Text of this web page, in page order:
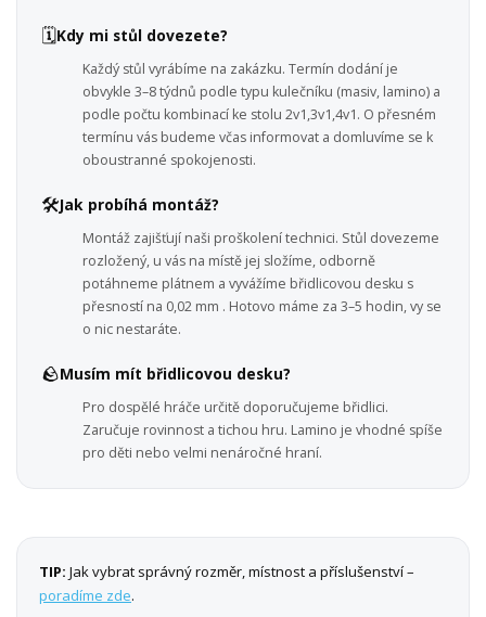
🗓️Kdy mi stůl dovezete?
Každý stůl vyrábíme na zakázku. Termín dodání je
obvykle 3–8 týdnů podle typu kulečníku (masiv, lamino) a
podle počtu kombinací ke stolu 2v1,3v1,4v1. O přesném
termínu vás budeme včas informovat a domluvíme se k
oboustranné spokojenosti.
🛠️Jak probíhá montáž?
Montáž zajišťují naši proškolení technici. Stůl dovezeme
rozložený, u vás na místě jej složíme, odborně
potáhneme plátnem a vyvážíme břidlicovou desku s
přesností na 0,02 mm . Hotovo máme za 3–5 hodin, vy se
o nic nestaráte.
🪨Musím mít břidlicovou desku?
Pro dospělé hráče určitě doporučujeme břidlici.
Zaručuje rovinnost a tichou hru. Lamino je vhodné spíše
pro děti nebo velmi nenáročné hraní.
TIP: Jak vybrat správný rozměr, místnost a příslušenství –
poradíme zde.